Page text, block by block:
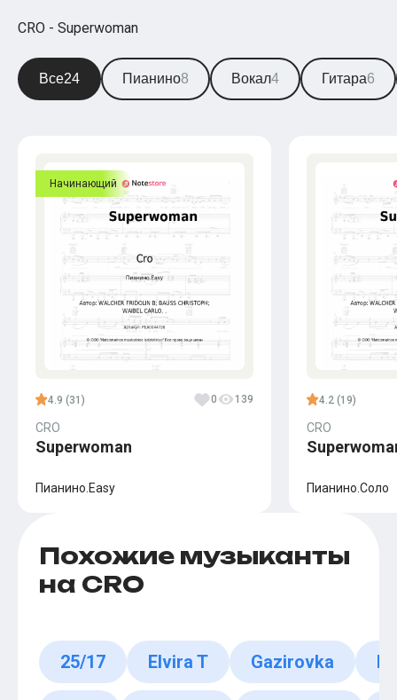
CRO - Superwoman
Все24 Пианино8 Вокал4 Гитара6
Начинающий
4.9 (31) 0 139
CRO
Superwoman
Пианино.Easy
4.2 (19)
CRO
Пианино.Соло
Похожие музыканты
на CRO
25/17 Elvira T Gazirovka